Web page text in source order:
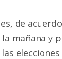
de
la mañana y